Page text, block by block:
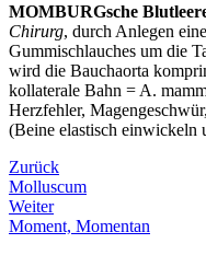
MOMBURGsche
Chirurg, durch Anlegen
Gummischlauches um die
wird die Bauchaorta
kollaterale Bahn = A.
Herzfehler,
(Beine elastisch einwickeln
Zurück
Molluscum
Weiter
Moment, Momentan